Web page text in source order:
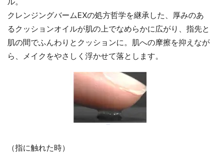
クレンジングバームEXの処方哲学を継承した、厚みのあ
るクッションオイルが肌の上でなめらかに広がり、指先と
肌の間でふんわりとクッションに。肌への摩擦を抑えなが
ら、メイクをやさしく浮かせて落とします。
（指に触れた時）